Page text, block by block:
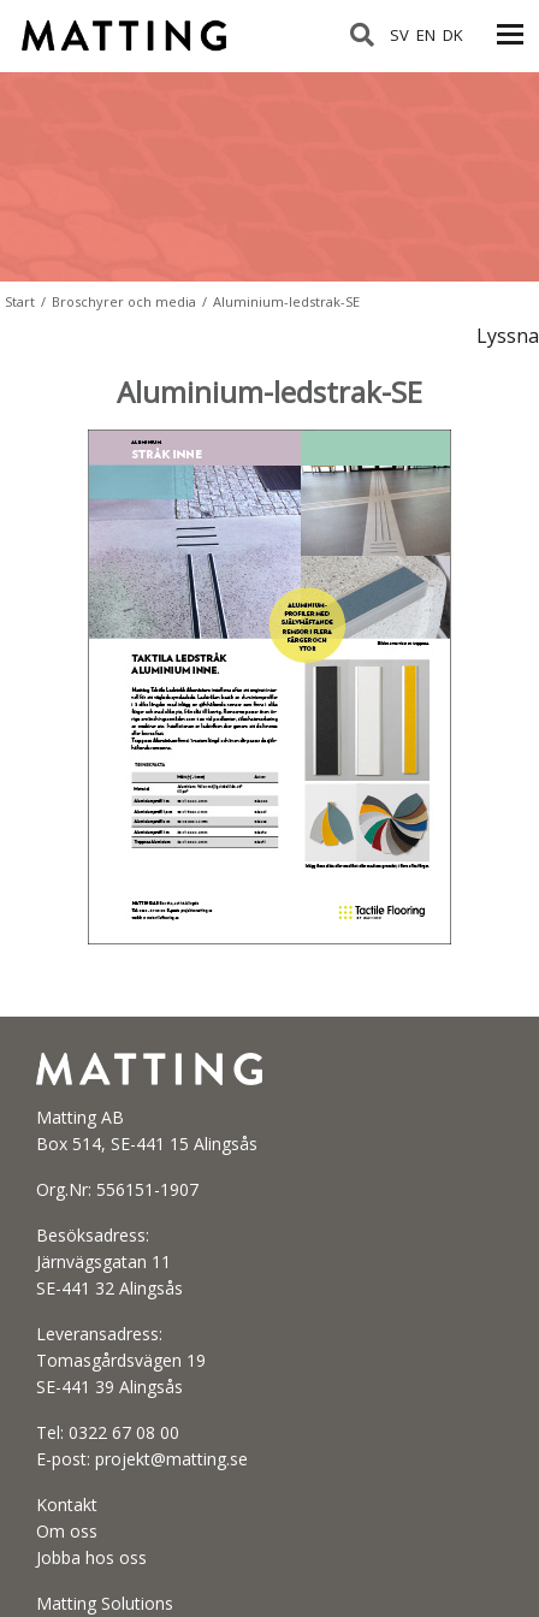
SV EN DK
Start / Broschyrer och media / Aluminium-ledstrak-SE
Lyssna
Aluminium-ledstrak-SE
Matting AB
Box 514, SE-441 15 Alingsås
Org.Nr: 556151-1907
Besöksadress:
Järnvägsgatan 11
SE-441 32 Alingsås
Leveransadress:
Tomasgårdsvägen 19
SE-441 39 Alingsås
Tel: 0322 67 08 00
E-post: projekt@matting.se
Kontakt
Om oss
Jobba hos oss
Matting Solutions